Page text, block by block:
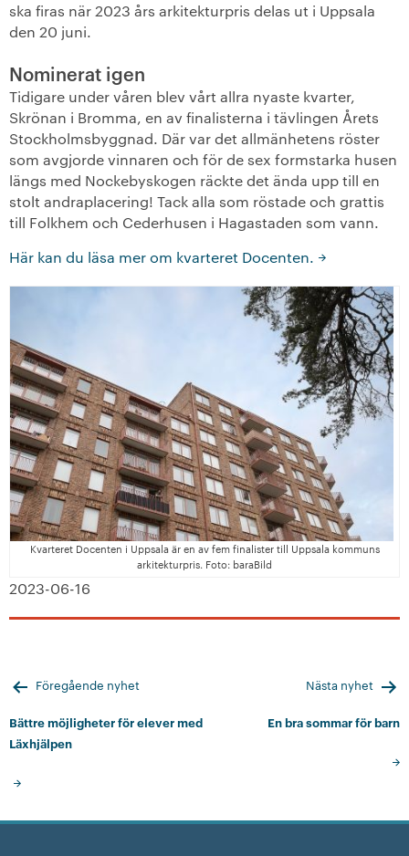
ska firas när 2023 års arkitekturpris delas ut i Uppsala
den 20 juni.
Nominerat igen
Tidigare under våren blev vårt allra nyaste kvarter,
Skrönan i Bromma, en av finalisterna i tävlingen Årets
Stockholmsbyggnad. Där var det allmänhetens röster
som avgjorde vinnaren och för de sex formstarka husen
längs med Nockebyskogen räckte det ända upp till en
stolt andraplacering! Tack alla som röstade och grattis
till Folkhem och Cederhusen i Hagastaden som vann.
Här kan du läsa mer om kvarteret Docenten.
Kvarteret Docenten i Uppsala är en av fem finalister till Uppsala kommuns
arkitekturpris. Foto: baraBild
2023-06-16
Inläggsnavigering
Föregående nyhet
Bättre möjligheter för elever med
Läxhjälpen
Nästa nyhet
En bra sommar för barn